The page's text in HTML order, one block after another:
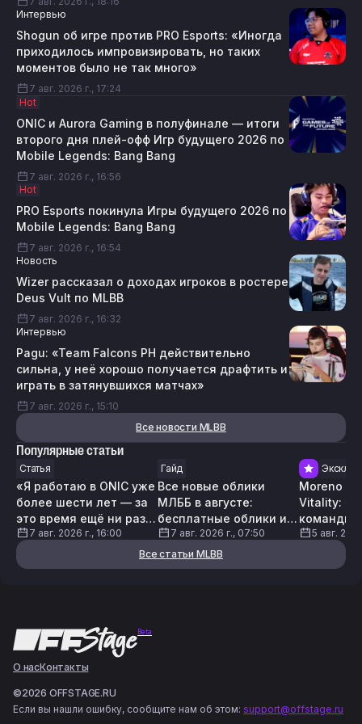
Интервью
Shogun об игре против PRO Esports: «Иногда
приходилось импровизировать, но таких
моментов было не так много»
7 авг. 2026 г., 17:24
Hot
ONIC и Aurora Gaming в полуфинале — итоги
второго дня плей-офф Игр будущего 2026 по
Mobile Legends: Bang Bang
7 авг. 2026 г., 16:56
Hot
PRO Esports покинула Игры будущего 2026 по
Mobile Legends: Bang Bang
7 авг. 2026 г., 16:54
Новость
Wizer рассказал о доходах игроков в ростере
Deus Vult по MLBB
7 авг. 2026 г., 16:32
Интервью
Pagu: «Team Falcons PH действительно
сильна, у неё хорошо получается драфтить и
играть в затянувшихся матчах»
7 авг. 2026 г., 15:10
Все новости MLBB
Популярные статьи
Статья
«Я работаю в ONIC уже
более шести лет — за
это время ещё ни разу
не думал об уходе»:
небольшое интервью с
CW
7 авг. 2026 г., 16:00
Гайд
Все новые облики
МЛББ в августе:
бесплатные облики и
как их получить
7 авг. 2026 г., 07:50
Moreno
Vitality:
решения
5 авг.
Все статьи MLBB
Beta
О насКонтакты
©2026 OFFSTAGE.RU
Если вы нашли ошибку, сообщите нам об этом: support@offstage.ru